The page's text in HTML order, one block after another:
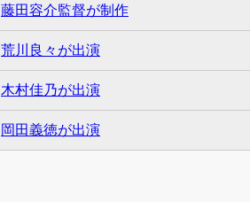
藤田容介監督が制作
荒川良々が出演
木村佳乃が出演
岡田義徳が出演